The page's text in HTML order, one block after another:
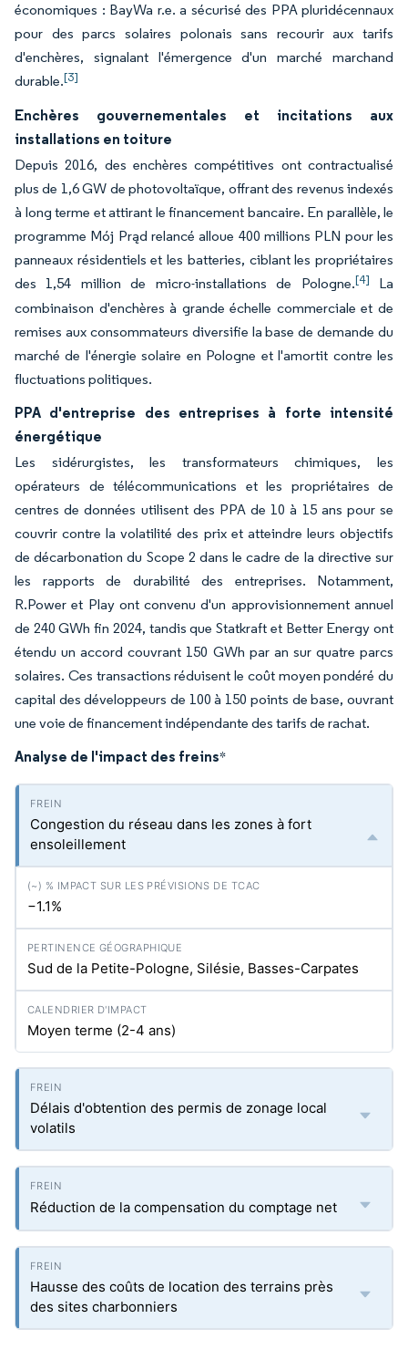
économiques : BayWa r.e. a sécurisé des PPA pluridécennaux
pour des parcs solaires polonais sans recourir aux tarifs
d'enchères, signalant l'émergence d'un marché marchand
durable.[3]
Enchères gouvernementales et incitations aux
installations en toiture
Depuis 2016, des enchères compétitives ont contractualisé
plus de 1,6 GW de photovoltaïque, offrant des revenus indexés
à long terme et attirant le financement bancaire. En parallèle, le
programme Mój Prąd relancé alloue 400 millions PLN pour les
panneaux résidentiels et les batteries, ciblant les propriétaires
des 1,54 million de micro-installations de Pologne.[4] La
combinaison d'enchères à grande échelle commerciale et de
remises aux consommateurs diversifie la base de demande du
marché de l'énergie solaire en Pologne et l'amortit contre les
fluctuations politiques.
PPA d'entreprise des entreprises à forte intensité
énergétique
Les sidérurgistes, les transformateurs chimiques, les
opérateurs de télécommunications et les propriétaires de
centres de données utilisent des PPA de 10 à 15 ans pour se
couvrir contre la volatilité des prix et atteindre leurs objectifs
de décarbonation du Scope 2 dans le cadre de la directive sur
les rapports de durabilité des entreprises. Notamment,
R.Power et Play ont convenu d'un approvisionnement annuel
de 240 GWh fin 2024, tandis que Statkraft et Better Energy ont
étendu un accord couvrant 150 GWh par an sur quatre parcs
solaires. Ces transactions réduisent le coût moyen pondéré du
capital des développeurs de 100 à 150 points de base, ouvrant
une voie de financement indépendante des tarifs de rachat.
Analyse de l'impact des freins*
Congestion du réseau dans les zones à fort
ensoleillement
−1.1%
Sud de la Petite-Pologne, Silésie, Basses-Carpates
Moyen terme (2-4 ans)
Délais d'obtention des permis de zonage local
volatils
Réduction de la compensation du comptage net
Hausse des coûts de location des terrains près
des sites charbonniers